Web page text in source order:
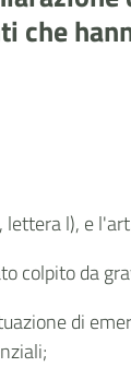
che
l), e
colpito da
di